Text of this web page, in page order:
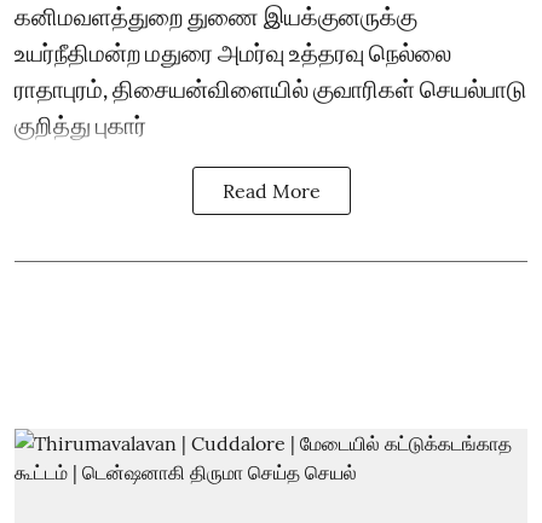
கனிமவளத்துறை துணை இயக்குனருக்கு
உயர்நீதிமன்ற மதுரை அமர்வு உத்தரவு நெல்லை
ராதாபுரம், திசையன்விளையில் குவாரிகள் செயல்பாடு
குறித்து புகார்
Read More